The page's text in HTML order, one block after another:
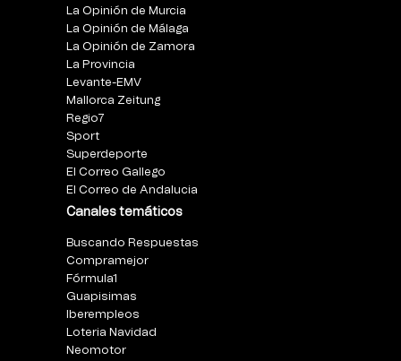
La Opinión de Murcia
La Opinión de Málaga
La Opinión de Zamora
La Provincia
Levante-EMV
Mallorca Zeitung
Regio7
Sport
Superdeporte
El Correo Gallego
El Correo de Andalucia
Canales temáticos
Buscando Respuestas
Compramejor
Fórmula1
Guapisimas
Iberempleos
Loteria Navidad
Neomotor